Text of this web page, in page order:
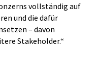
vollständig auf
und die dafür
– davon
Stakeholder.“